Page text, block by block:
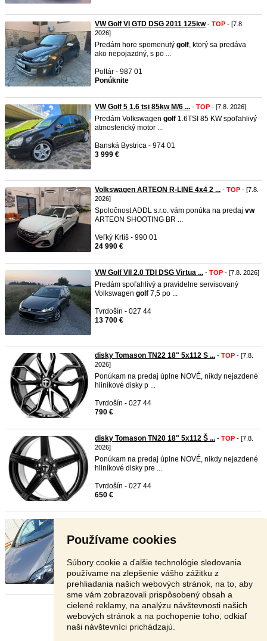
Používame cookies
Súbory cookie a ďalšie technológie sledovania
používame na zlepšenie vášho zážitku z
prehliadania našich webových stránok, na to, aby
sme vám zobrazovali prispôsobený obsah a
cielené reklamy, na analýzu návštevnosti našich
webových stránok a na pochopenie toho, odkiaľ
naši návštevníci prichádzajú.
VW Golf VI GTD DSG 2011 125kw- TOP - [7.8.
2026]
Predám hore spomenutý golf, ktorý sa predáva
ako nepojazdný, s po ...
Poltár - 987 01
Ponúknite
VW Golf 5 1.6 tsi 85kw M/6 ... - TOP - [7.8. 2026]
Predám Volkswagen golf 1.6TSI 85 KW spoľahlivý
atmosferický motor ...
Banská Bystrica - 974 01
3 999 €
Volkswagen ARTEON R-LINE 4x4 2 ... - TOP - [7.8.
2026]
Spoločnost ADDL s.r.o. vám ponúka na predaj vw
ARTEON SHOOTING BR ...
Veľký Krtíš - 990 01
24 990 €
VW Golf VII 2.0 TDI DSG Virtua ... - TOP - [7.8. 2026]
Predám spoľahlivý a pravidelne servisovaný
Volkswagen golf 7,5 po ...
Tvrdošín - 027 44
13 700 €
disky Tomason TN22 18" 5x112 S ... - TOP - [7.8.
2026]
Ponúkam na predaj úplne NOVÉ, nikdy nejazdené
hliníkové disky p ...
Tvrdošín - 027 44
790 €
disky Tomason TN20 18" 5x112 Š ... - TOP - [7.8.
2026]
Ponúkam na predaj úplne NOVÉ, nikdy nejazdené
hliníkové disky pre ...
Tvrdošín - 027 44
650 €
Predám Volkswagen
77 kW (105 PS), ...
Bratislava - 841 04
Stránka: 1 2 3 Ďalšia